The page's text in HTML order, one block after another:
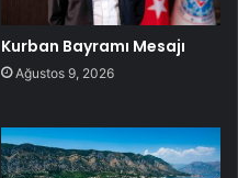
Kurban Bayramı Mesajı
Ağustos 9, 2026